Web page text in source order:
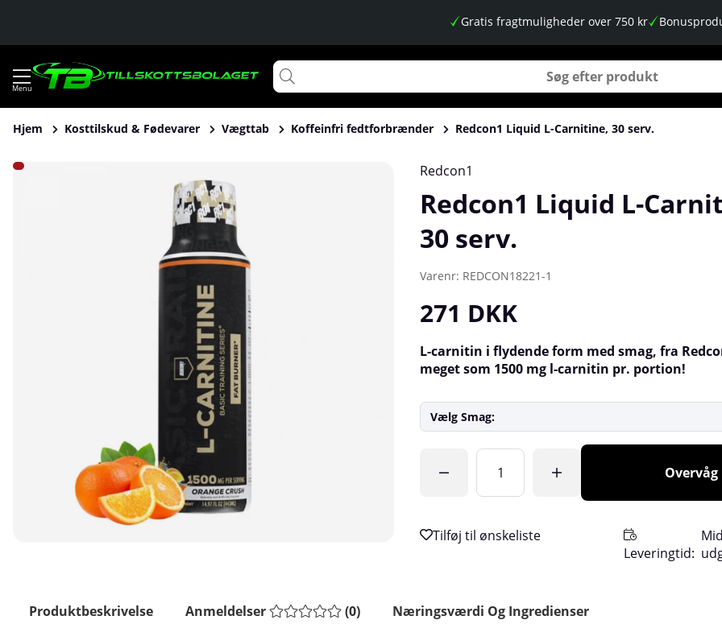
Gratis fragtmuligheder over 750 kr
Hjem Kosttilskud & Fødevarer Vægttab Koffeinfri fedtforbrænder Redcon1 Liquid L-Carnitine, 30 serv.
Produktbilleder Redcon1 Liquid L-Carnitine, 30 serv. Redcon1
Redcon1 Liquid L-
30 serv.
Varenr: REDCON18221-1
271 DKK
L-carnitin i flydende form med smag, fra
meget som 1500 mg l-carnitin pr. portion!
Vælg Smag:
Overvåg
Leveringtid:
Produktbeskrivelse Anmeldelser (0) Næringsværdi Og Ingredienser